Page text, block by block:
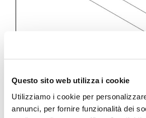
Questo sito web utilizza i cookie
Utilizziamo i cookie per
annunci, per fornire funzionalità dei